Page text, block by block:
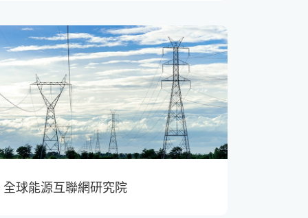
全球能源互聯網研究院